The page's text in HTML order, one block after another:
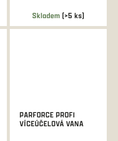
Skladem (>5 ks)
PARFORCE PROFI
VÍCEÚČELOVÁ VANA